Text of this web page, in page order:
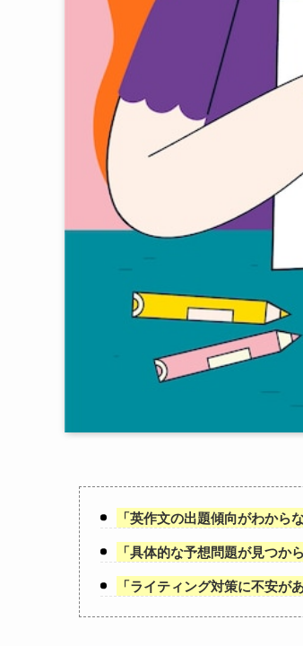
「英作文の出題傾向がわから
「具体的な予想問題が見つか
「ライティング対策に不安が